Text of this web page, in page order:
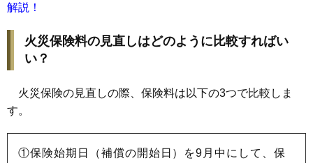
解説！
火災保険料の見直しはどのように比較すればい
い？
火災保険の見直しの際、保険料は以下の3つで比較しま
す。
①保険始期日（補償の開始日）を9月中にして、保